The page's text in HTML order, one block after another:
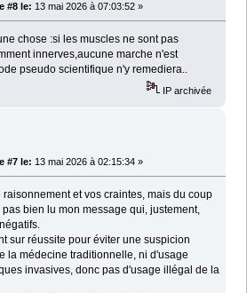
#8 le: 13 mai 2026 à 07:03:52 »
chose :si les muscles ne sont pas
innerves,aucune marche n'est
pseudo scientifique n'y remediera..
IP archivée
#7 le: 13 mai 2026 à 02:15:34 »
et vos craintes, mais du coup
bien lu mon message qui, justement,
sur réussite pour éviter une suspicion
la médecine traditionnelle, ni d'usage
invasives, donc pas d'usage illégal de la